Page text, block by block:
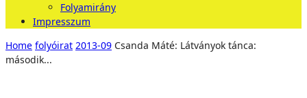
Folyamirány
Impresszum
Home folyóirat 2013-09 Csanda Máté: Látványok tánca:
második...